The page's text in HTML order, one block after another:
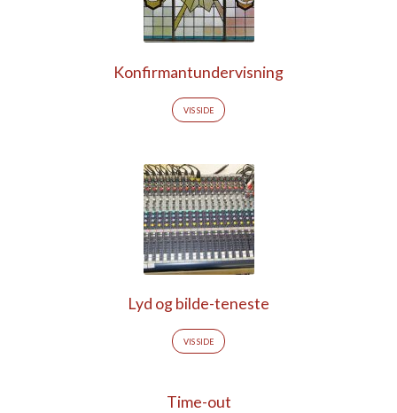
Konfirmantundervisning
VIS SIDE
Lyd og bilde-teneste
VIS SIDE
Time-out